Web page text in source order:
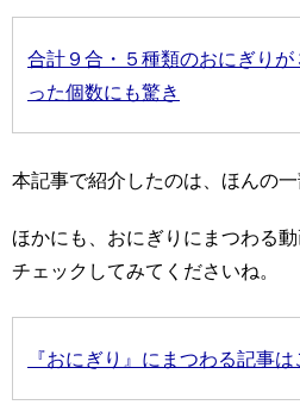
合計９合・５種類のおにぎり
った個数にも驚き
本記事で紹介したのは、ほんの一
ほかにも、おにぎりにまつわる動
チェックしてみてくださいね。
『おにぎり』にまつわる記事は